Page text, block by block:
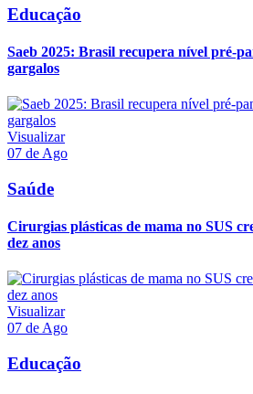
Educação
Saeb 2025: Brasil recupera nível pré-
gargalos
Visualizar
07 de Ago
Saúde
Cirurgias plásticas de mama no SUS
dez anos
Visualizar
07 de Ago
Educação